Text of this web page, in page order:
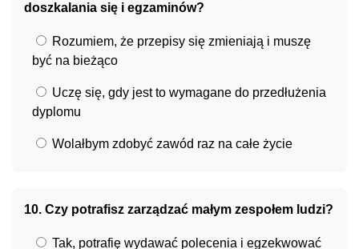
doszkalania się i egzaminów?
Rozumiem, że przepisy się zmieniają i muszę
być na bieżąco
Uczę się, gdy jest to wymagane do przedłużenia
dyplomu
Wolałbym zdobyć zawód raz na całe życie
10. Czy potrafisz zarządzać małym zespołem ludzi?
Tak, potrafię wydawać polecenia i egzekwować